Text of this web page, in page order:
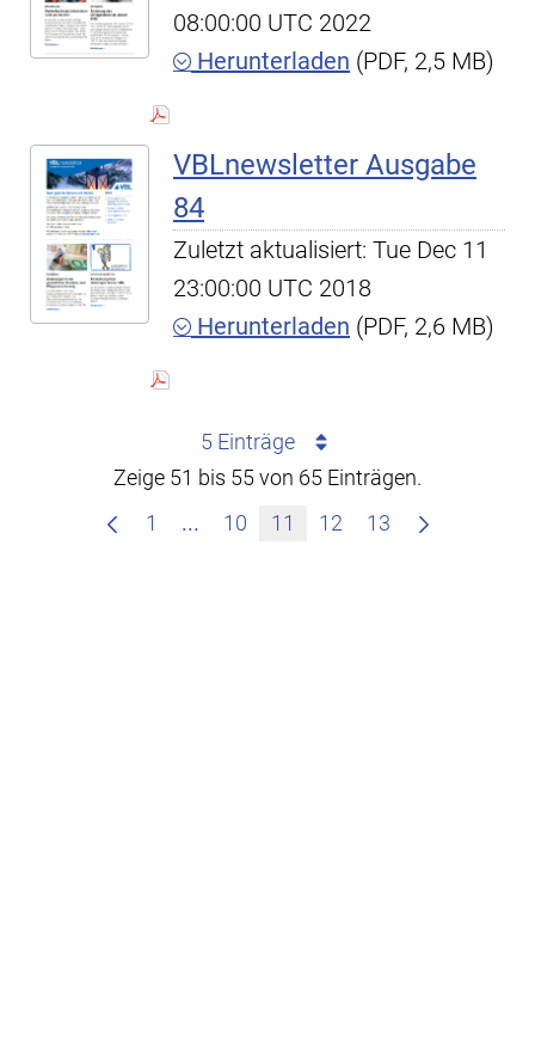
08:00:00 UTC 2022
Herunterladen (PDF, 2,5 MB)
VBLnewsletter Ausgabe
84
Zuletzt aktualisiert: Tue Dec 11
23:00:00 UTC 2018
Herunterladen (PDF, 2,6 MB)
5 Einträge
Zeige 51 bis 55 von 65 Einträgen.
1
... Zwischenseiten Navigieren mit
10 11 12 13